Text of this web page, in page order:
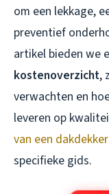
om een lekkage,
preventief
artikel bieden we
kostenoverzicht,
verwachten en
leveren op
van een
specifieke gids.